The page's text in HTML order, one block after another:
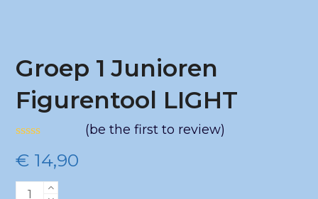
Groep 1 Junioren
Figurentool LIGHT
0
(be the first to review)
€ 14,90
Groep